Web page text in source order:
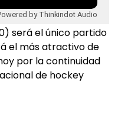
by Thinkindot Audio
será el único partido
el más atractivo de
por la continuidad
de hockey